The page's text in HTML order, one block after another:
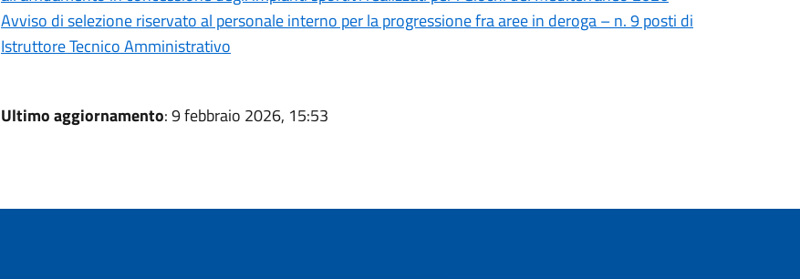
Avviso di selezione riservato al personale interno per la progressione fra aree in deroga – n. 9 posti di
Istruttore Tecnico Amministrativo
Ultimo aggiornamento: 9 febbraio 2026, 15:53